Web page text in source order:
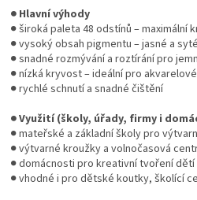
● Hlavní výhody
● široká paleta 48 odstínů – maximální
● vysoký obsah pigmentu – jasné a
● snadné rozmývání a roztírání pro
● nízká kryvost – ideální pro
● rychlé schnutí a snadné čištění
● Využití (školy, úřady, firmy i
● mateřské a základní školy pro
● výtvarné kroužky a volnočasová
● domácnosti pro kreativní tvoření dětí
● vhodné i pro dětské koutky, školící